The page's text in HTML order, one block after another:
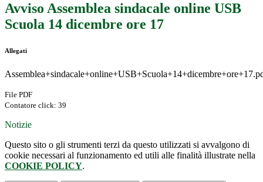
Avviso Assemblea sindacale online USB
Scuola 14 dicembre ore 17
Allegati
File PDF
Contatore click: 39
Notizie
Questo sito o gli strumenti terzi da questo utilizzati si avvalgono di
cookie necessari al funzionamento ed utili alle finalità illustrate nella
COOKIE POLICY.